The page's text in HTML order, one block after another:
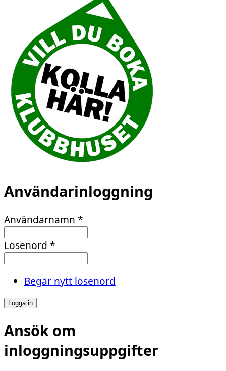
Användarinloggning
Användarnamn *
Lösenord *
Begär nytt lösenord
Ansök om
inloggningsuppgifter